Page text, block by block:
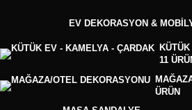
EV DEKORASYON &
11
ÜRÜN